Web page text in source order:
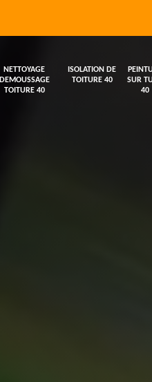
NETTOYAGE
DEMOUSSAGE
TOITURE 40
ISOLATION DE
TOITURE 40
SUR
40